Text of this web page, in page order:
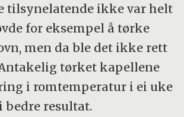
tilsynelatende ikke var helt
for eksempel å tørke
men da ble det ikke rett
tørket kapellene
i romtemperatur i ei uke
bedre resultat.